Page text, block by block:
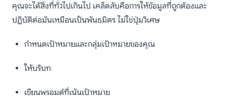
คุณจะได้สิ่งที่ทั่วไปเกินไป เคล็ดลับคือการให้ข้อมูลที่ถูกต้องและ
ปฏิบัติต่อมันเหมือนเป็นพันธมิตร ไม่ใช่ปุ่มวิเศษ
กำหนดเป้าหมายและกลุ่มเป้าหมายของคุณ
ให้บริบท
เขียนพรอมต์ที่เน้นเป้าหมาย